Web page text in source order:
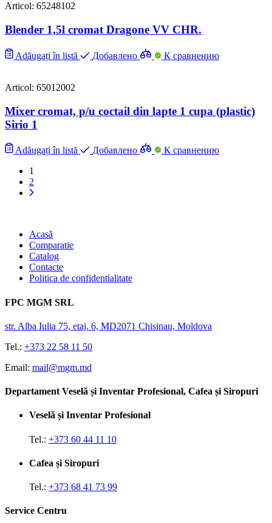
Articol: 65248102
Blender 1,5l cromat Dragone VV CHR.
Adăugați în listă Добавлено К сравнению
Articol: 65012002
Mixer cromat, p/u coctail din lapte 1 cupa (plastic)
Sirio 1
Adăugați în listă Добавлено
К сравнению
1
2
Acasă
Comparatie
Catalog
Contacte
Politica de confidentialitate
FPC MGM SRL
str. Alba Iulia 75, etaj. 6, MD2071 Chisinau, Moldova
Tel.: +373 22 58 11 50
Email: mail@mgm.md
Departament Veselă și Inventar Profesional, Cafea și Siropuri
Veselă și Inventar Profesional
Tel.: +373 60 44 11 10
Cafea și Siropuri
Tel.: +373 68 41 73 99
Service Centru